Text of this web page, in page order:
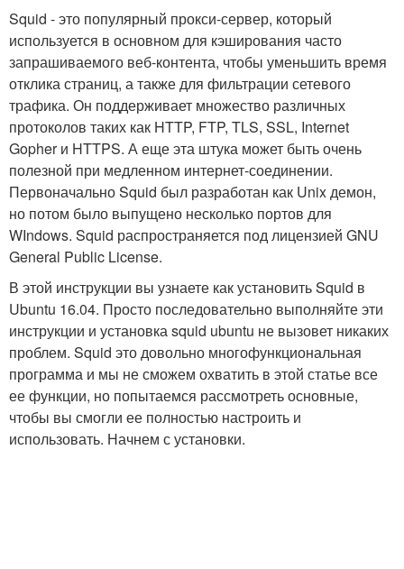
Squid - это популярный прокси-сервер, который
используется в основном для кэширования часто
запрашиваемого веб-контента, чтобы уменьшить время
отклика страниц, а также для фильтрации сетевого
трафика. Он поддерживает множество различных
протоколов таких как HTTP, FTP, TLS, SSL, Internet
Gopher и HTTPS. А еще эта штука может быть очень
полезной при медленном интернет-соединении.
Первоначально Squid был разработан как Unix демон,
но потом было выпущено несколько портов для
WIndows. Squid распространяется под лицензией GNU
General Public License.
В этой инструкции вы узнаете как установить Squid в
Ubuntu 16.04. Просто последовательно выполняйте эти
инструкции и установка squid ubuntu не вызовет никаких
проблем. Squid это довольно многофункциональная
программа и мы не сможем охватить в этой статье все
ее функции, но попытаемся рассмотреть основные,
чтобы вы смогли ее полностью настроить и
использовать. Начнем с установки.